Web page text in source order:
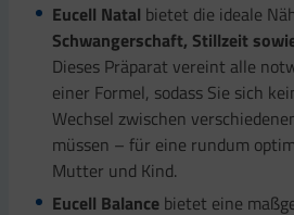
Eucell Natal bietet die ideale
Schwangerschaft, Stillzeit
Dieses Präparat vereint alle
einer Formel, sodass Sie sich
Wechsel zwischen
müssen – für eine rundum
Mutter und Kind.
Eucell Balance bietet eine